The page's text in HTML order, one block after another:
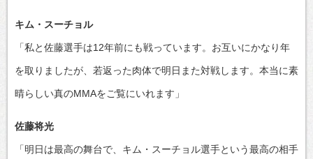
キム・スーチョル
「私と佐藤選手は12年前にも戦っています。お互いにかなり年
を取りましたが、若返った肉体で明日また対戦します。本当に素
晴らしい真のMMAをご覧にいれます」
佐藤将光
「明日は最高の舞台で、キム・スーチョル選手という最高の相手